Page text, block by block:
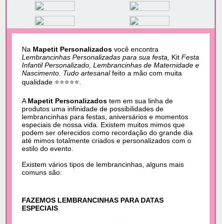
Na Mapetit Personalizadosvocê encontra
Lembrancinhas Personalizadas para sua festa, KitFesta
Infantil Personalizado, Lembrancinhas de Maternidade e
Nascimento. Tudo artesanalfeito a mão com muita
qualidade ⭐⭐⭐⭐⭐.
A Mapetit Personalizados tem em sua linha de
produtos uma infinidade de possibilidades de
lembrancinhas para festas, aniversários e momentos
especiais de nossa vida. Existem muitos mimos que
podem ser oferecidos como recordação do grande dia
até mimos totalmente criados e personalizados com o
estilo do evento.
Existem vários tipos de lembrancinhas, alguns mais
comuns são:
FAZEMOS LEMBRANCINHAS PARA DATAS
ESPECIAIS